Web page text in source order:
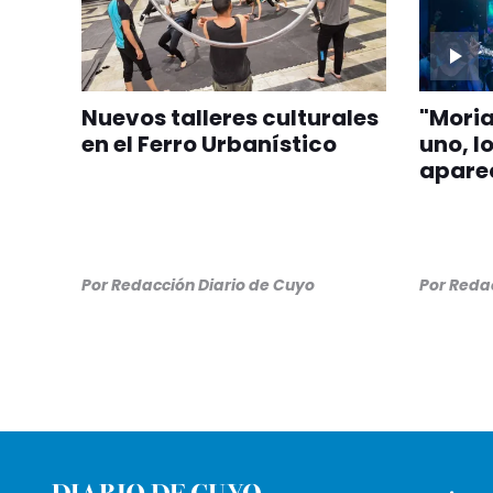
Nuevos talleres culturales
en el Ferro Urbanístico
PorRedacción Diario de Cuyo
uno,
Por